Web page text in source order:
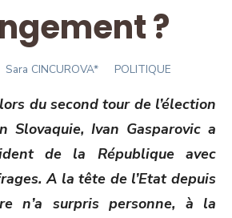
?
Author
Sara CINCUROVA* POLITIQUE
du second tour de l’élection
Slovaquie, Ivan Gasparovic a
de la République avec
A la tête de l’Etat depuis
n’a surpris personne, à la